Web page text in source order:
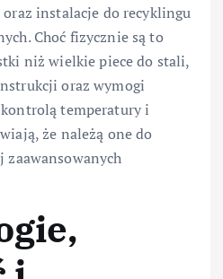
instalacje do recyklingu
Choć fizycznie są to
niż wielkie piece do stali,
oraz wymogi
temperatury i
że należą one do